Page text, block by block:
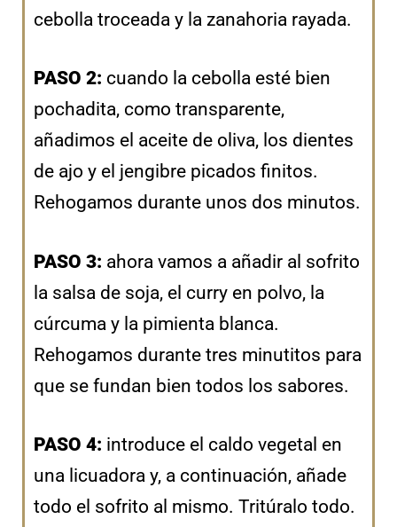
cebolla troceada y la zanahoria rayada.
PASO 2: cuando la cebolla esté bien
pochadita, como transparente,
añadimos el aceite de oliva, los dientes
de ajo y el jengibre picados finitos.
Rehogamos durante unos dos minutos.
PASO 3: ahora vamos a añadir al sofrito
la salsa de soja, el curry en polvo, la
cúrcuma y la pimienta blanca.
Rehogamos durante tres minutitos para
que se fundan bien todos los sabores.
PASO 4: introduce el caldo vegetal en
una licuadora y, a continuación, añade
todo el sofrito al mismo. Tritúralo todo.